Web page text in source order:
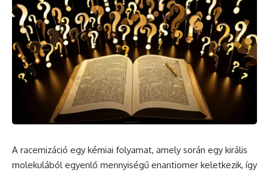
A racemizáció egy kémiai folyamat, amely során egy királis
molekulából egyenlő mennyiségű enantiomer keletkezik, így